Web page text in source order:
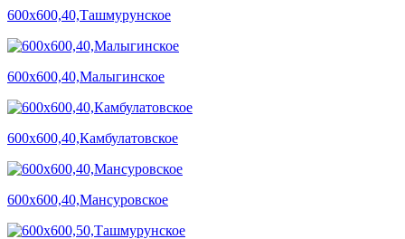
600х600,40,Ташмурунское
600х600,40,Малыгинское
600х600,40,Камбулатовское
600х600,40,Мансуровское